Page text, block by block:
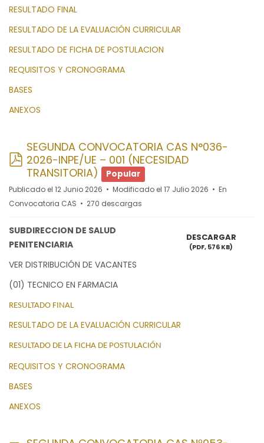
RESULTADO FINAL
RESULTADO DE LA EVALUACIÓN CURRICULAR
RESULTADO DE FICHA DE POSTULACION
REQUISITOS Y CRONOGRAMA
BASES
ANEXOS
pdf
SEGUNDA CONVOCATORIA CAS N°036-
2026-INPE/UE – 001 (NECESIDAD
TRANSITORIA)
Popular
Publicado el 12 Junio 2026 Modificado el 17 Julio 2026
En
Convocatoria CAS
270 descargas
DESCARGAR
(PDF, 576 KB)
SUBDIRECCION DE SALUD
PENITENCIARIA
VER DISTRIBUCIÓN DE VACANTES
(01) TECNICO EN FARMACIA
RESULTADO FINAL
RESULTADO DE LA EVALUACIÓN CURRICULAR
RESULTADO DE LA FICHA DE POSTULACIÓN
REQUISITOS Y CRONOGRAMA
BASES
ANEXOS